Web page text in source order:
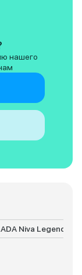
Niva Legend с
дешевые и
огромный плюс!
нашего